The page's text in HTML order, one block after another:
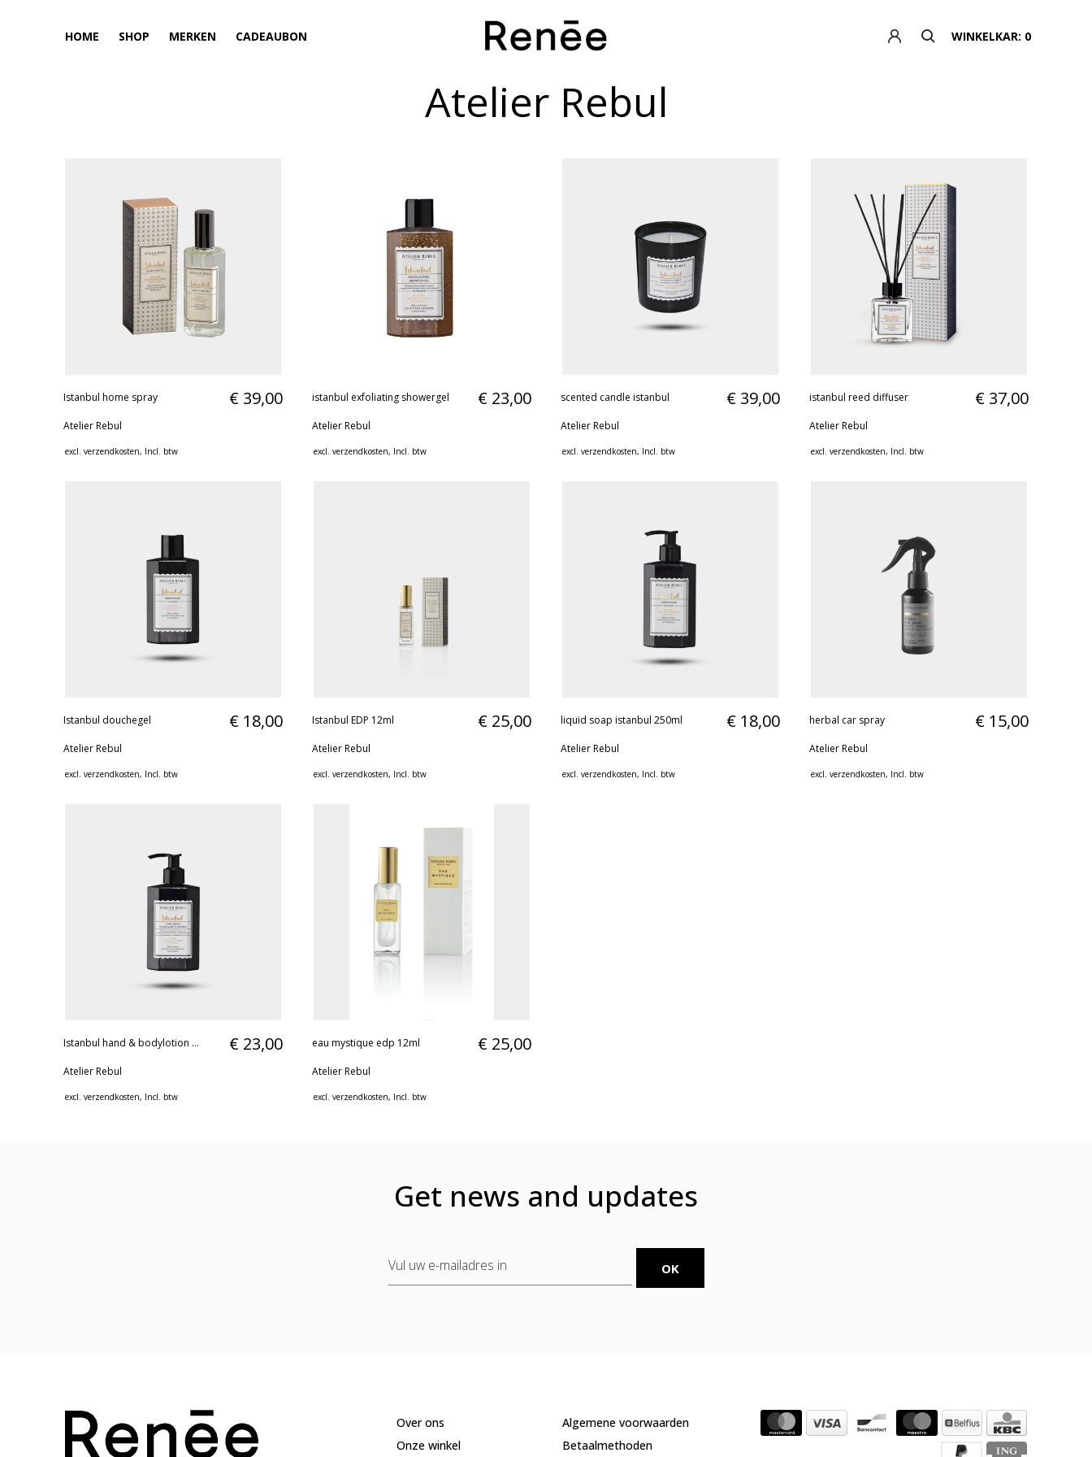
HOME SHOP MERKEN CADEAUBON WINKELKAR: 0
Atelier Rebul
Istanbul home spray
Atelier Rebul
€ 39,00
excl. verzendkosten, Incl. btw
istanbul exfoliating showergel
Atelier Rebul
€ 23,00
excl. verzendkosten, Incl. btw
scented candle istanbul
Atelier Rebul
€ 39,00
excl. verzendkosten, Incl. btw
istanbul reed diffuser
Atelier Rebul
€ 37,00
excl. verzendkosten, Incl. btw
Istanbul douchegel
Atelier Rebul
€ 18,00
excl. verzendkosten, Incl. btw
Istanbul EDP 12ml
Atelier Rebul
€ 25,00
excl. verzendkosten, Incl. btw
liquid soap istanbul 250ml
Atelier Rebul
€ 18,00
excl. verzendkosten, Incl. btw
herbal car spray
Atelier Rebul
€ 15,00
excl. verzendkosten, Incl. btw
Istanbul hand & bodylotion 250ml
Atelier Rebul
€ 23,00
excl. verzendkosten, Incl. btw
eau mystique edp 12ml
Atelier Rebul
€ 25,00
excl. verzendkosten, Incl. btw
Get news and updates
Over ons
Onze winkel
Algemene voorwaarden
Betaalmethoden